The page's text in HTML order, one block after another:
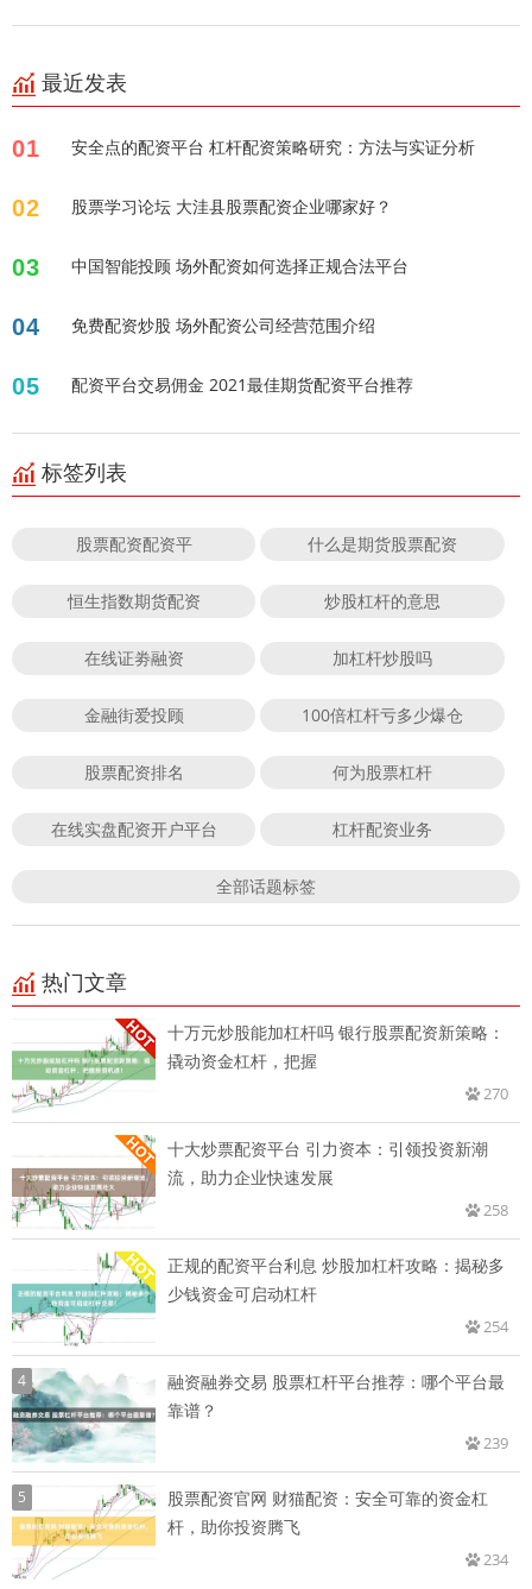
最近发表
01 安全点的配资平台 杠杆配资策略研究：方法与实证分析
02 股票学习论坛 大洼县股票配资企业哪家好？
03 中国智能投顾 场外配资如何选择正规合法平台
04 免费配资炒股 场外配资公司经营范围介绍
05 配资平台交易佣金 2021最佳期货配资平台推荐
标签列表
股票配资配资平 什么是期货股票配资
恒生指数期货配资 炒股杠杆的意思
在线证劵融资 加杠杆炒股吗
金融街爱投顾 100倍杠杆亏多少爆仓
股票配资排名 何为股票杠杆
在线实盘配资开户平台 杠杆配资业务
全部话题标签
热门文章
十万元炒股能加杠杆吗 银行股票配资新策略：
撬动资金杠杆，把握
270
十大炒票配资平台 引力资本：引领投资新潮
流，助力企业快速发展
258
正规的配资平台利息 炒股加杠杆攻略：揭秘多
少钱资金可启动杠杆
254
4
融资融券交易 股票杠杆平台推荐：哪个平台最
靠谱？
239
5
股票配资官网 财猫配资：安全可靠的资金杠
杆，助你投资腾飞
234